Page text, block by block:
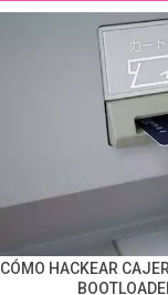
CÓMO HACKEAR